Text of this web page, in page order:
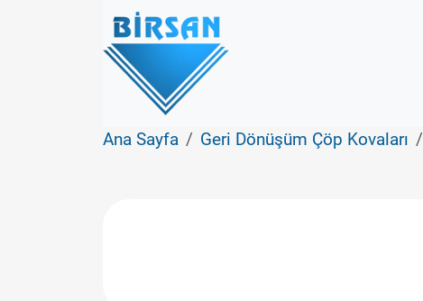
Ana Sayfa Geri Dönüşüm Çöp Kovaları